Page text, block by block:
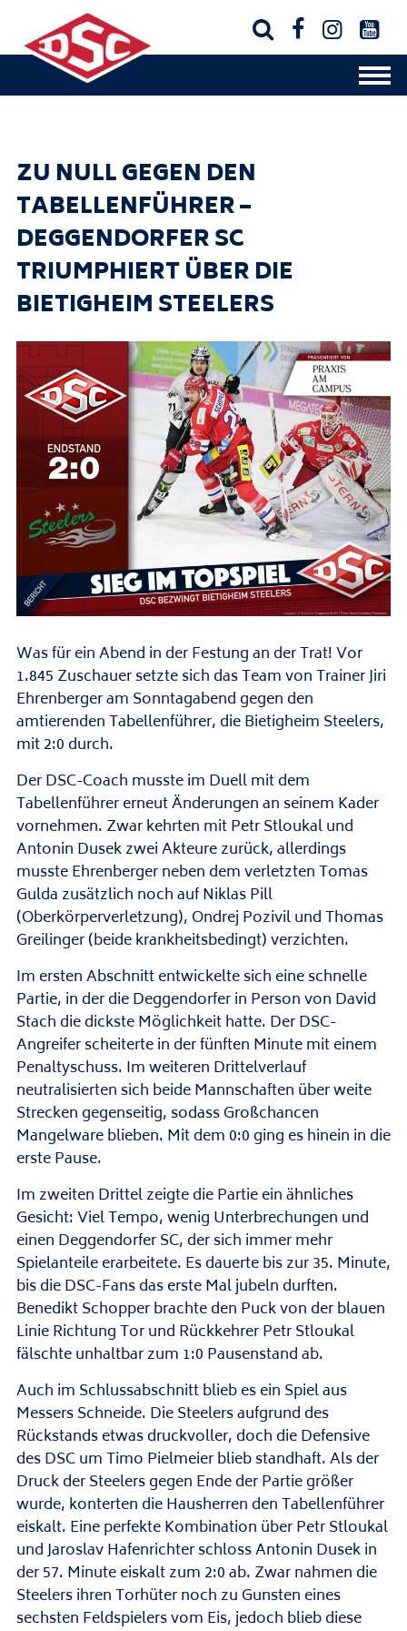
   
ZU NULL GEGEN DEN
TABELLENFÜHRER –
DEGGENDORFER SC
TRIUMPHIERT ÜBER DIE
BIETIGHEIM STEELERS
Was für ein Abend in der Festung an der Trat! Vor
1.845 Zuschauer setzte sich das Team von Trainer Jiri
Ehrenberger am Sonntagabend gegen den
amtierenden Tabellenführer, die Bietigheim Steelers,
mit 2:0 durch.
Der DSC-Coach musste im Duell mit dem
Tabellenführer erneut Änderungen an seinem Kader
vornehmen. Zwar kehrten mit Petr Stloukal und
Antonin Dusek zwei Akteure zurück, allerdings
musste Ehrenberger neben dem verletzten Tomas
Gulda zusätzlich noch auf Niklas Pill
(Oberkörperverletzung), Ondrej Pozivil und Thomas
Greilinger (beide krankheitsbedingt) verzichten.
Im ersten Abschnitt entwickelte sich eine schnelle
Partie, in der die Deggendorfer in Person von David
Stach die dickste Möglichkeit hatte. Der DSC-
Angreifer scheiterte in der fünften Minute mit einem
Penaltyschuss. Im weiteren Drittelverlauf
neutralisierten sich beide Mannschaften über weite
Strecken gegenseitig, sodass Großchancen
Mangelware blieben. Mit dem 0:0 ging es hinein in die
erste Pause.
Im zweiten Drittel zeigte die Partie ein ähnliches
Gesicht: Viel Tempo, wenig Unterbrechungen und
einen Deggendorfer SC, der sich immer mehr
Spielanteile erarbeitete. Es dauerte bis zur 35. Minute,
bis die DSC-Fans das erste Mal jubeln durften.
Benedikt Schopper brachte den Puck von der blauen
Linie Richtung Tor und Rückkehrer Petr Stloukal
fälschte unhaltbar zum 1:0 Pausenstand ab.
Auch im Schlussabschnitt blieb es ein Spiel aus
Messers Schneide. Die Steelers aufgrund des
Rückstands etwas druckvoller, doch die Defensive
des DSC um Timo Pielmeier blieb standhaft. Als der
Druck der Steelers gegen Ende der Partie größer
wurde, konterten die Hausherren den Tabellenführer
eiskalt. Eine perfekte Kombination über Petr Stloukal
und Jaroslav Hafenrichter schloss Antonin Dusek in
der 57. Minute eiskalt zum 2:0 ab. Zwar nahmen die
Steelers ihren Torhüter noch zu Gunsten eines
sechsten Feldspielers vom Eis, jedoch blieb diese